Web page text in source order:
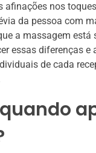
afinações nos
da pessoa com
a massagem
essas diferenças
de cada